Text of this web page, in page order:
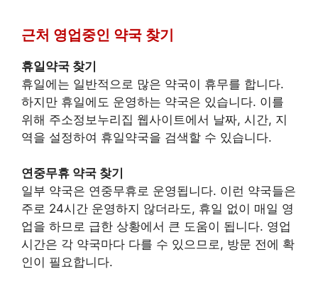
근처 영업중인 약국 찾기
휴일약국 찾기
휴일에는 일반적으로 많은 약국이 휴무를 합니다.
하지만 휴일에도 운영하는 약국은 있습니다. 이를
위해 주소정보누리집 웹사이트에서 날짜, 시간, 지
역을 설정하여 휴일약국을 검색할 수 있습니다.
연중무휴 약국 찾기
일부 약국은 연중무휴로 운영됩니다. 이런 약국들은
주로 24시간 운영하지 않더라도, 휴일 없이 매일 영
업을 하므로 급한 상황에서 큰 도움이 됩니다. 영업
시간은 각 약국마다 다를 수 있으므로, 방문 전에 확
인이 필요합니다.